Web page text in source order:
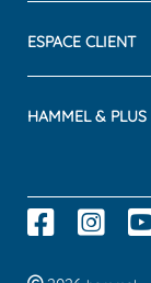
ESPACE CLIENT
HAMMEL & PLUS